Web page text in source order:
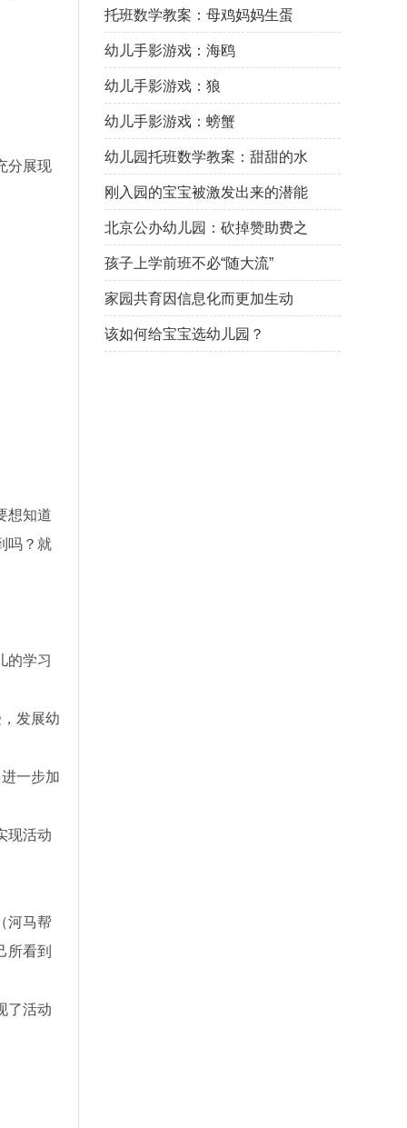
分展现
想知道
吗？就
的学习
发展幼
一步加
现活动
河马帮
所看到
了活动
托班数学教案：母鸡妈妈生蛋
幼儿手影游戏：海鸥
幼儿手影游戏：狼
幼儿手影游戏：螃蟹
幼儿园托班数学教案：甜甜的水
果
刚入园的宝宝被激发出来的潜能
北京公办幼儿园：砍掉赞助费之
后。。。
孩子上学前班不必“随大流”
家园共育因信息化而更加生动
该如何给宝宝选幼儿园？